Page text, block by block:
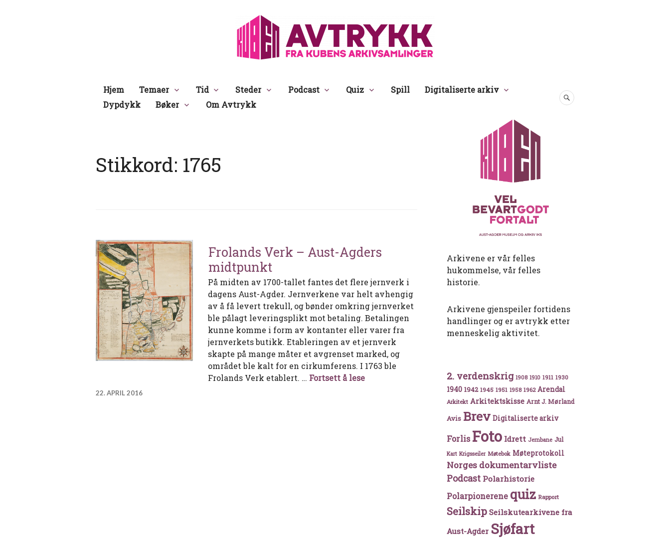
Avtrykk
Hjem Temaer Tid Steder Podcast Quiz Spill
Digitaliserte arkiv
Dypdykk
Bøker Om Avtrykk
SØK
Stikkord: 1765
Frolands Verk – Aust-Agders
midtpunkt
På midten av 1700-tallet fantes det flere jernverk i
dagens Aust-Agder. Jernverkene var helt avhengig
av å få levert trekull, og bønder omkring jernverket
ble pålagt leveringsplikt mot betaling. Betalingen
kunne komme i form av kontanter eller varer fra
jernverkets butikk. Etableringen av et jernverk
skapte på mange måter et avgrenset marked, og
området ble kalt for en cirkumferens. I 1763 ble
Frolands Verk etablert. … Fortsett å leseFrolands Verk – Aust-Agders midtpunkt
22. APRIL 2016
Arkivene er vår felles
hukommelse, vår felles
historie.
Arkivene gjenspeiler fortidens
handlinger og er avtrykk etter
menneskelig aktivitet.
2. verdenskrig 1908 1910 1911 1930
1940 1942 1945 1951 1958 1962 Arendal
Arkitekt Arkitektskisse Arnt J. Mørland
Avis Brev Digitaliserte arkiv
Forlis Foto Idrett Jernbane Jul
Kart Krigsseiler Møtebok Møteprotokoll
Norges dokumentarvliste
Podcast Polarhistorie
Polarpionerene quiz Rapport
Seilskip Seilskutearkivene fra
Aust-Agder Sjøfart